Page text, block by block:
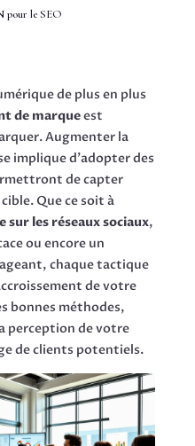
pour le SEO
de plus en plus
de marqueest
Augmenter la
implique d’adopter des
de capter
Que ce soit à
sur les réseaux sociaux,
ou encore un
chaque tactique
de votre
bonnes méthodes,
perception de votre
de clients potentiels.